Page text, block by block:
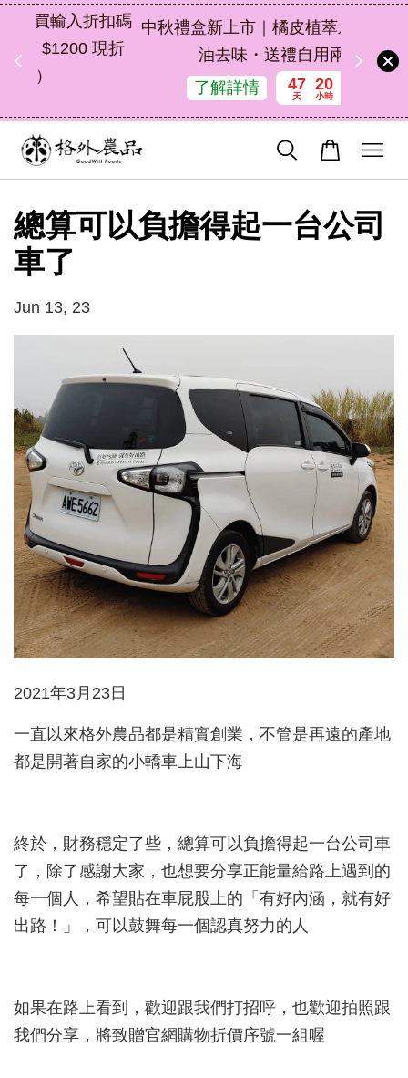
中秋禮盒新上市｜橘皮植萃永續好禮，解
油去味・送禮自用兩相宜
47
天
20
小時
25
分鐘
總算可以負擔得起一台公司
車了
Jun 13, 23
2021年3月23日
一直以來格外農品都是精實創業，不管是再遠的產地
都是開著自家的小轎車上山下海
終於，財務穩定了些，總算可以負擔得起一台公司車
了，除了感謝大家，也想要分享正能量給路上遇到的
每一個人，希望貼在車屁股上的「有好內涵，就有好
出路！」，可以鼓舞每一個認真努力的人
如果在路上看到，歡迎跟我們打招呼，也歡迎拍照跟
我們分享，將致贈官網購物折價序號一組喔